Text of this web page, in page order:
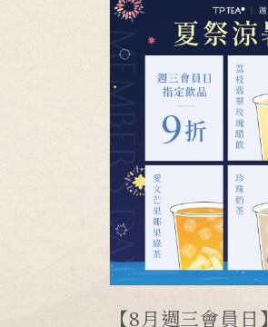
【8月週三會員日】